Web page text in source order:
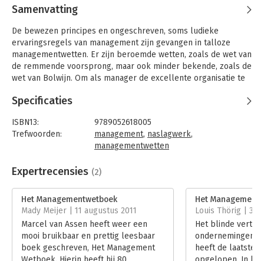
Samenvatting
De bewezen principes en ongeschreven, soms ludieke
ervaringsregels van management zijn gevangen in talloze
managementwetten. Er zijn beroemde wetten, zoals de wet van
de remmende voorsprong, maar ook minder bekende, zoals de
wet van Bolwijn. Om als manager de excellente organisatie te
managementwetten goed begrijpt, en dat u weet hoe u er uw
'Het managementwetboek' geeft een overzicht van de tachtig
managementwetten die iedere manager hoort te kennen. Elke
andere managementwetten en de kritiek erop aan bod komen.
U leest hoe u met de wetten om kunt gaan, zodat ze praktisch
toepasbaar worden.
De tachtig wetten zijn ingedeeld in tien managementdisciplines,
waaronder:
- strategisch management, met onder meer de wet van
Gresham, de wet van Porter en de wet van Calimero;
Specificaties
ISBN13:
9789052618005
Trefwoorden:
management, naslagwerk,
managementwetten
Bindwijze:
gebonden
Uitgever:
Boom
Druk:
1
Verschijningsdatum:
9-12-2010
Hoofdrubriek: Algemeen management
Expertrecensies (2)
Het Managementwetboek
Mady Meijer | 11 augustus 2011
Marcel van Assen heeft weer een
mooi bruikbaar en prettig leesbaar
boek geschreven, Het Management
Het Management
Louis Thörig | 30
Het blinde
ondernemingen
heeft de laatste